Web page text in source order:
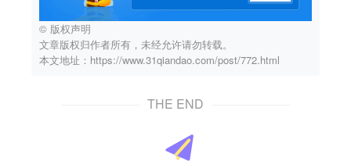
© 版权声明
文章版权归作者所有，未经允许请勿转载。
本文地址：https://www.31qiandao.com/post/772.html
THE END